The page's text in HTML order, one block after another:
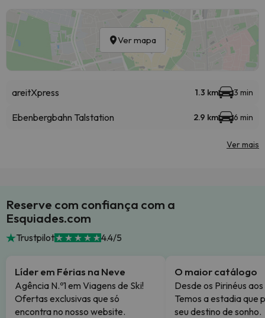
Ver mapa
areitXpress 1.3 km 3 min
Ebenbergbahn Talstation 2.9 km 6 min
Ver mais
Reserve com confiança com a
Esquiades.com
Trustpilot 4.4/5
Líder em Férias na Neve
Agência N.º1 em Viagens de Ski!
Ofertas exclusivas que só
encontra no nosso website.
O maior catálogo
Desde os Pirinéus
Temos a estadia que
seu destino de sonho.